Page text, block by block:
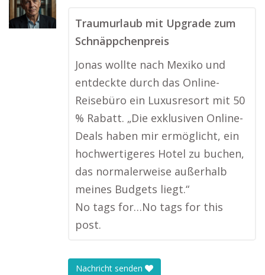
Traumurlaub mit Upgrade zum
Schnäppchenpreis
Jonas wollte nach Mexiko und
entdeckte durch das Online-
Reisebüro ein Luxusresort mit 50
% Rabatt. „Die exklusiven Online-
Deals haben mir ermöglicht, ein
hochwertigeres Hotel zu buchen,
das normalerweise außerhalb
meines Budgets liegt.“
No tags for…No tags for this
post.
Nachricht senden